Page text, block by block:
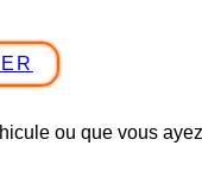
ou que vous